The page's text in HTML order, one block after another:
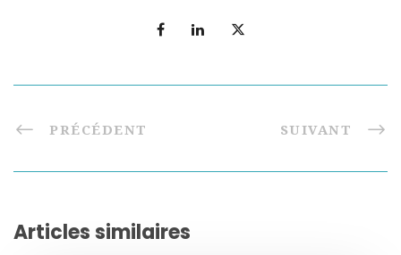
PRÉCÉDENT SUIVANT
Articles similaires